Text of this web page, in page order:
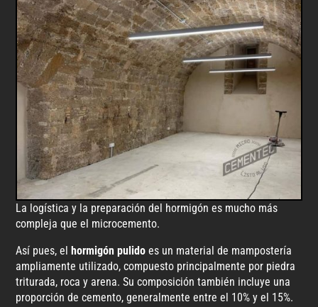
La logística y la preparación del hormigón es mucho más
compleja que el microcemento.
Así pues, el
hormigón pulido es un material de mampostería
ampliamente utilizado, compuesto principalmente por piedra
triturada, roca y arena. Su composición también incluye una
proporción de cemento, generalmente entre el 10% y el 15%.